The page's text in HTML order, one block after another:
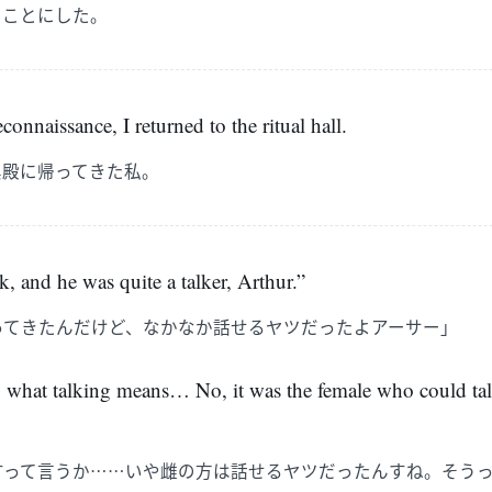
とにした。
I returned to the ritual hall.
に帰ってきた私。
and he was quite a talker, Arthur.”
きたんだけど、なかなか話せるヤツだったよアーサー」
what talking means… No, it was the female who could
て言うか……いや雌の方は話せるヤツだったんすね。そう